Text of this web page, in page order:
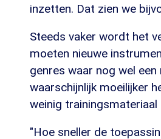
inzetten. Dat zien we
Steeds vaker wordt het
moeten nieuwe
genres waar nog wel
waarschijnlijk moeilijker
weinig trainingsmateriaal
"Hoe sneller de